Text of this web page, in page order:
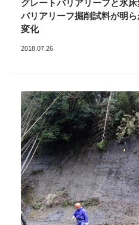
グレートバリアリーフと氷
バリアリーフ掘削試料が明
変化
2018.07.26